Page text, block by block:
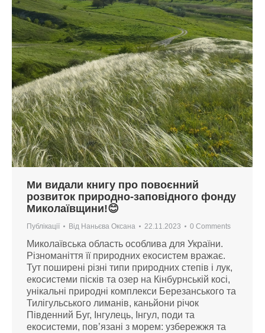
Ми видали книгу про повоєнний
розвиток природно-заповідного фонду
Миколаївщини!😊
Публікації Від Наньєва Оксана 22.11.2023 0 Comments
Миколаївська область особлива для України.
Різноманіття її природних екосистем вражає.
Тут поширені різні типи природних степів і лук,
екосистеми пісків та озер на Кінбурнській косі,
унікальні природні комплекси Березанського та
Тилігульського лиманів, каньйони річок
Південний Буг, Інгулець, Інгул, поди та
екосистеми, пов’язані з морем: узбережжя та